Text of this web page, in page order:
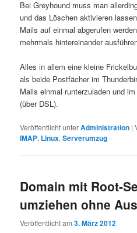
Bei Greyhound muss man
und das Löschen aktivieren
Mails auf einmal abgerufen
mehrmals hintereinander
Alles in allem eine kleine
als beide Postfächer im
Mails einmal runterzuladen und
(über DSL).
Veröffentlicht unterAdministration |
IMAP, Linux,Serverumzug
Domain mit Root-
umziehen ohne
Veröffentlicht am3. März 2012